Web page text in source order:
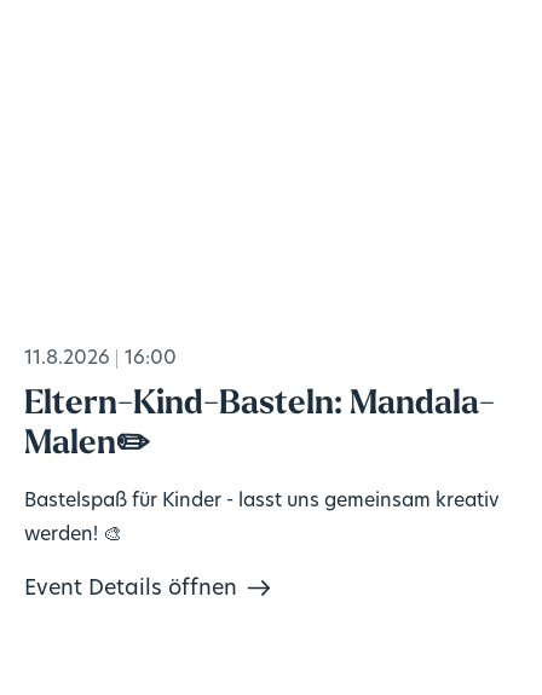
11.8.2026 16:00
Eltern-Kind-Basteln: Mandala-
Malen✏️
Bastelspaß für Kinder - lasst uns gemeinsam kreativ
werden! 🎨
Event Details öffnen